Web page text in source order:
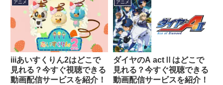
アニメ
iiiあいすくりん2はどこで
見れる？今すぐ視聴できる
動画配信サービスを紹介！
アニメ
ダイヤのA actⅡはどこで
見れる？今すぐ視聴できる
動画配信サービスを紹介！